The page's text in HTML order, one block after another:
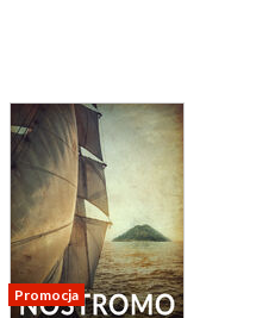
Promocja